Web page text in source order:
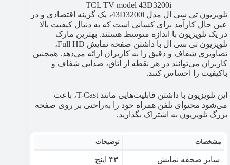
TCL TV model 43D3200i
تلویزیون تی سی ال مدل 43D3200i، یک گزینه اقتصادی و در
عین حال کارآمد برای کسانی است که به دنبال کیفیت بالا
در یک تلویزیون با اندازه متوسط هستند. بهترین مارک
تلویزیون تی سی ال با داشتن صفحه نمایش Full HD،
تصاویری شفاف و دقیق را به کاربران ارائه می‌دهد. همچنین
کاربران می‌توانند در هر نقطه از اتاق، صدایی شفاف و
باکیفیت را احساس کنند.
این تلویزیون با داشتن قابلیت‌هایی مانند T-Cast، باعث
می‌شود محتوای تلفن همراه خود را به‌راحتی بر روی صفحه
بزرگ تلویزیون به اشتراک بگذارید.
مشخصات توضیحات
سایز صحفه نمایش ۴۳ اینچ